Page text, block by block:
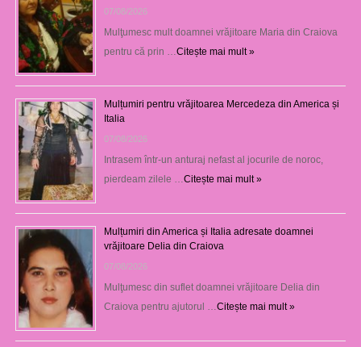
07/08/2026
Mulţumesc mult doamnei vrăjitoare Maria din Craiova
pentru că prin … Citește mai mult »
Mulțumiri pentru vrăjitoarea Mercedeza din America și
Italia
07/08/2026
Intrasem într-un anturaj nefast al jocurile de noroc,
pierdeam zilele … Citește mai mult »
Mulțumiri din America și Italia adresate doamnei
vrăjitoare Delia din Craiova
07/08/2026
Mulţumesc din suflet doamnei vrăjitoare Delia din
Craiova pentru ajutorul … Citește mai mult »